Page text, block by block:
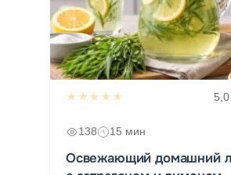
★★★★★
138 15 мин
Освежающий домашний